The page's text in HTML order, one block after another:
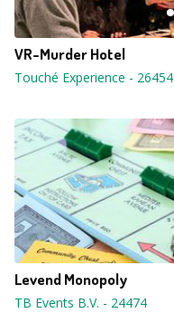
VR-Murder Hotel
Touché Experience - 26454
Levend Monopoly
TB Events B.V. - 24474